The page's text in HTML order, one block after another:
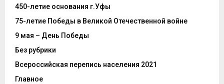
450-летие основания г.Уфы
75-летие Победы в Великой Отечественной войне
9 мая – День Победы
Без рубрики
Всероссийская перепись населения 2021
Главное